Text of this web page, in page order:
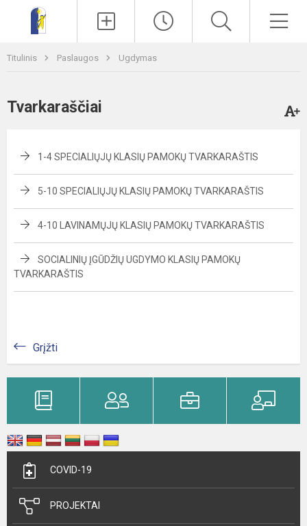
Titulinis Paslaugos Ugdymas
Tvarkaraščiai
1-4 SPECIALIŲJŲ KLASIŲ PAMOKŲ TVARKARAŠTIS
5-10 SPECIALIŲJŲ KLASIŲ PAMOKŲ TVARKARAŠTIS
4-10 LAVINAMŲJŲ KLASIŲ PAMOKŲ TVARKARAŠTIS
SOCIALINIŲ ĮGŪDŽIŲ UGDYMO KLASIŲ PAMOKŲ
TVARKARAŠTIS
Grįžti
COVID-19
PROJEKTAI